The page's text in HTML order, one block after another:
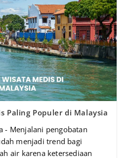
Paling Populer di Malaysia
- Menjalani pengobatan
menjadi trend bagi
air karena ketersediaan